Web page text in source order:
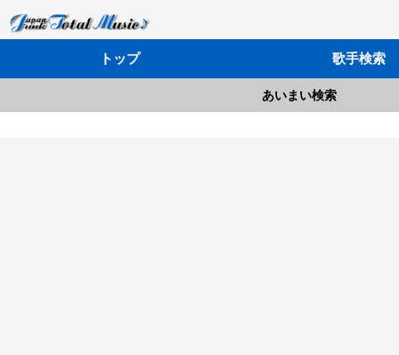
トップ 歌手検索
あいまい検索